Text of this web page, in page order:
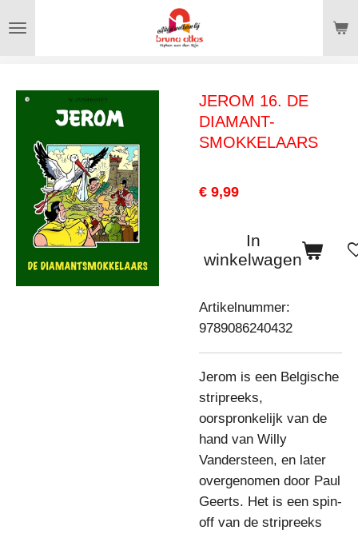
direct
hoofdinhoud
JEROM 16. DE
DIAMANT-
SMOKKELAARS
€ 9,99
In
winkelwagen
Artikelnummer:
9789086240432
Jerom is een Belgische
stripreeks,
oorspronkelijk van de
hand van Willy
Vandersteen, en later
overgenomen door Paul
Geerts. Het is een spin-
off van de stripreeks